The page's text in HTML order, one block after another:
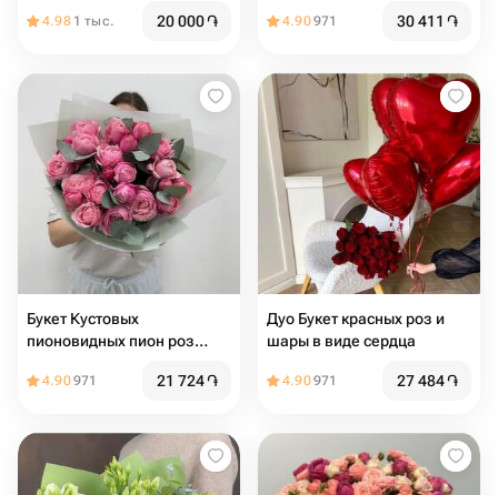
4.98 1 тыс. 20 000֏ 4.90971 30 411 ֏
Букет Кустовых
пионовидных пион роз
4.90971 21 724֏
Дуо Букет красных роз и
шары в виде сердца
4.90971 27 484֏